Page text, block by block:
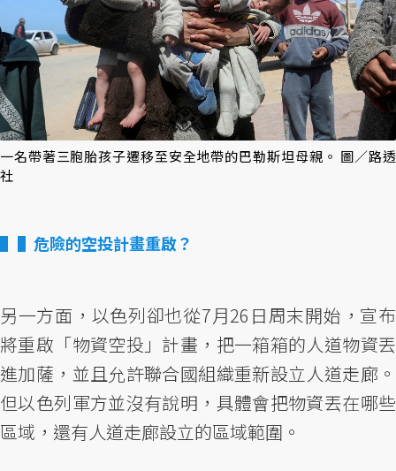
一名帶著三胞胎孩子遷移至安全地帶的巴勒斯坦母親。 圖／路透
社
▌危險的空投計畫重啟？
另一方面，以色列卻也從7月26日周末開始，宣布
將重啟「物資空投」計畫，把一箱箱的人道物資丟
進加薩，並且允許聯合國組織重新設立人道走廊。
但以色列軍方並沒有說明，具體會把物資丟在哪些
區域，還有人道走廊設立的區域範圍。